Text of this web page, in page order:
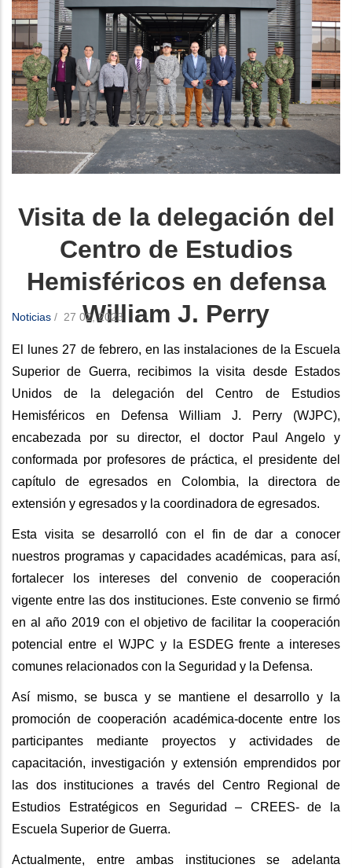
Visita de la delegación del
Centro de Estudios
Hemisféricos en defensa
William J. Perry
Noticias / 27 02, 2023
El lunes 27 de febrero, en las instalaciones de la Escuela
Superior de Guerra, recibimos la visita desde Estados
Unidos de la delegación del Centro de Estudios
Hemisféricos en Defensa William J. Perry (WJPC),
encabezada por su director, el doctor Paul Angelo y
conformada por profesores de práctica, el presidente del
capítulo de egresados en Colombia, la directora de
extensión y egresados y la coordinadora de egresados.
Esta visita se desarrolló con el fin de dar a conocer
nuestros programas y capacidades académicas, para así,
fortalecer los intereses del convenio de cooperación
vigente entre las dos instituciones. Este convenio se firmó
en al año 2019 con el objetivo de facilitar la cooperación
potencial entre el WJPC y la ESDEG frente a intereses
comunes relacionados con la Seguridad y la Defensa.
Así mismo, se busca y se mantiene el desarrollo y la
promoción de cooperación académica-docente entre los
participantes mediante proyectos y actividades de
capacitación, investigación y extensión emprendidos por
las dos instituciones a través del Centro Regional de
Estudios Estratégicos en Seguridad – CREES- de la
Escuela Superior de Guerra.
Actualmente, entre ambas instituciones se adelanta